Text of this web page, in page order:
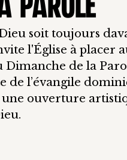
PAROLE
soit toujours
l'Église à placer
de la
de l’évangile
ouverture